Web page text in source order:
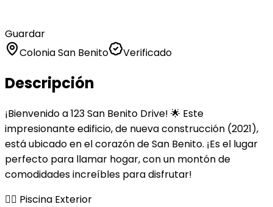
Guardar
Colonia San Benito
Verificado
Descripción
¡Bienvenido a 123 San Benito Drive! 🌟 Este
impresionante edificio, de nueva construcción (2021),
está ubicado en el corazón de San Benito. ¡Es el lugar
perfecto para llamar hogar, con un montón de
comodidades increíbles para disfrutar!
🏊‍♂️ Piscina Exterior